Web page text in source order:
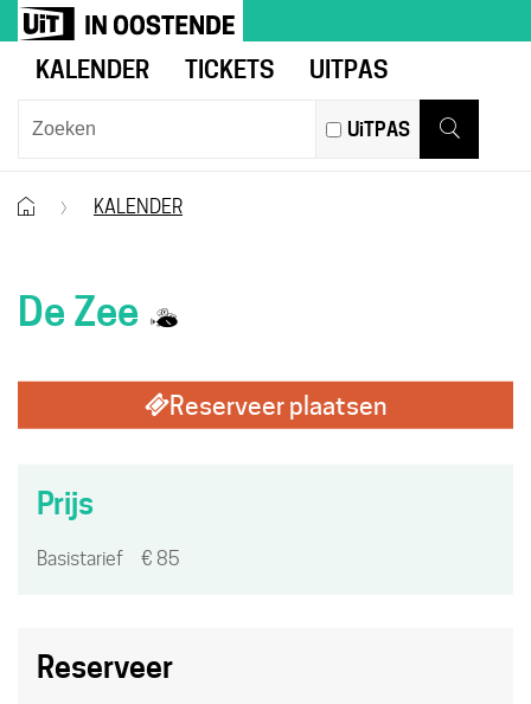
inhoud
UiT
inKALENDER TICKETS UITPAS
Wat
UiTPAS
Zoeken
StartpaginaKALENDER
De Zee
Samen
kinderen
Reserveer plaatsen
Prijs
Basistarief € 85
Reserveer